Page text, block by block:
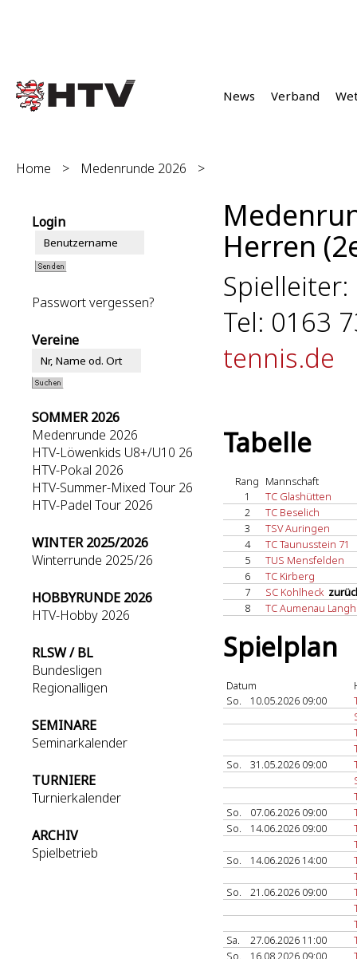
News Verband
Home > Medenrunde 2026 >
Login
Passwort vergessen?
Vereine
SOMMER 2026
Medenrunde 2026
HTV-Löwenkids U8+/U10 26
HTV-Pokal 2026
HTV-Summer-Mixed Tour 26
HTV-Padel Tour 2026
WINTER 2025/2026
Winterrunde 2025/26
HOBBYRUNDE 2026
HTV-Hobby 2026
RLSW / BL
Bundesligen
Regionalligen
SEMINARE
Seminarkalender
TURNIERE
Turnierkalender
ARCHIV
Spielbetrieb
Herren
Spielleiter:
Tel: 0163
tennis.de
Tabelle
Rang Mannschaft
1
TC Glashütten
2
TC Beselich
3
TSV Auringen
4
TC Taunusstein 71
5
TUS Mensfelden
6
TC Kirberg
7
SC Kohlheck
8
TC Aumenau
Spielplan
Datum
So.
10.05.2026 09:00
So.
31.05.2026 09:00
So.
07.06.2026 09:00
So.
14.06.2026 09:00
So.
14.06.2026 14:00
So.
21.06.2026 09:00
Sa.
27.06.2026 11:00
So.
16.08.2026 09:00